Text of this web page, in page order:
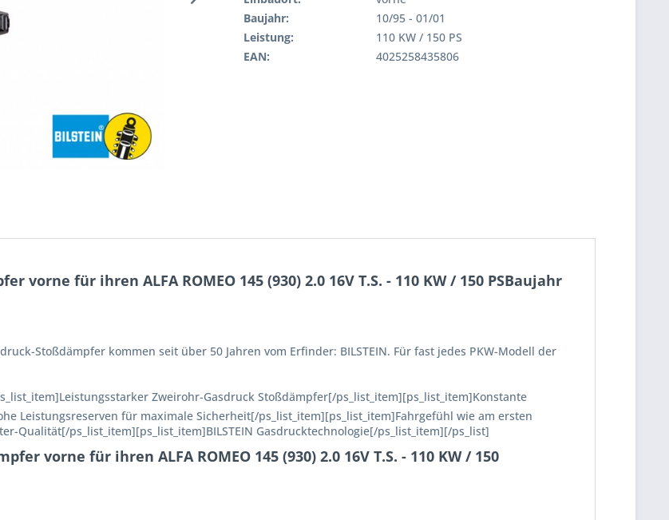
Baujahr:
10/95 - 01/01
Leistung:
110 KW / 150 PS
EAN:
4025258435806
für ihren ALFA ROMEO 145 (930) 2.0 16V T.S. - 110 KW / 150 PSBaujahr
Stoßdämpfer kommen seit über 50 Jahren vom Erfinder: BILSTEIN. Für fast jedes PKW-Modell der
Zweirohr-Gasdruck Stoßdämpfer[/ps_list_item][ps_list_item]Konstante
Leistungsreserven für maximale Sicherheit[/ps_list_item][ps_list_item]Fahrgefühl wie am ersten
Qualität[/ps_list_item][ps_list_item]BILSTEIN Gasdrucktechnologie[/ps_list_item][/ps_list]
vorne für ihren ALFA ROMEO 145 (930) 2.0 16V T.S. - 110 KW / 150